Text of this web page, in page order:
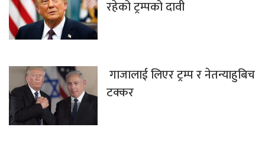
रहेको ट्रम्पको दावी
गाजालाई लिएर ट्रम्प र नेतन्याहुबिच
टक्कर